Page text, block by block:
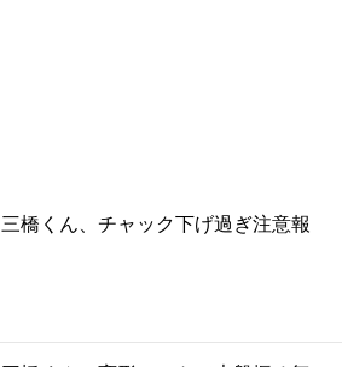
三橋くん、チャック下げ過ぎ注意報